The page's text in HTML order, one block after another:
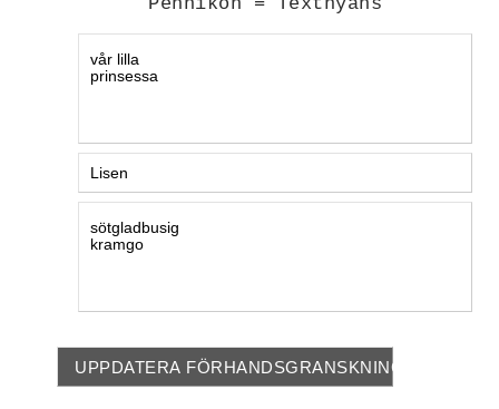
UPPDATERA FÖRHANDSGRANSKNING